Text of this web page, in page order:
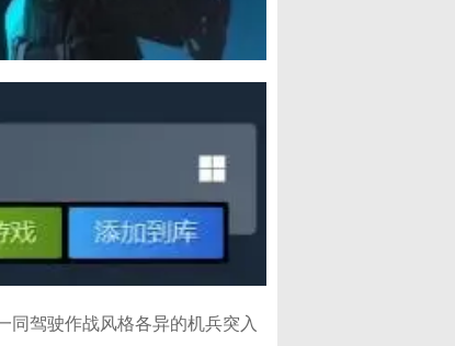
同驾驶作战风格各异的机兵突入